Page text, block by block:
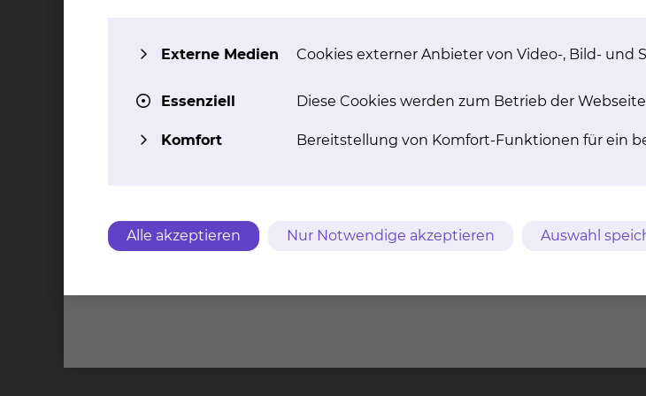
Als interdisziplinär arbeitendes Team, ist ein steter Informationsfluss zwischen
und die Geriatrische Teamsitzung, an der alle Berufsgruppen teilnehmen und
Die aktivierend therapeutische Pflege ist der Grundsatz unserer professionellen
Externe Medien Cookies externer Anbieter von Video-, Bild- und
Essenziell Diese Cookies werden zum Betrieb der
Komfort Bereitstellung von Komfort-Funktionen für ein
Alle akzeptieren Nur Notwendige akzeptieren Auswahl